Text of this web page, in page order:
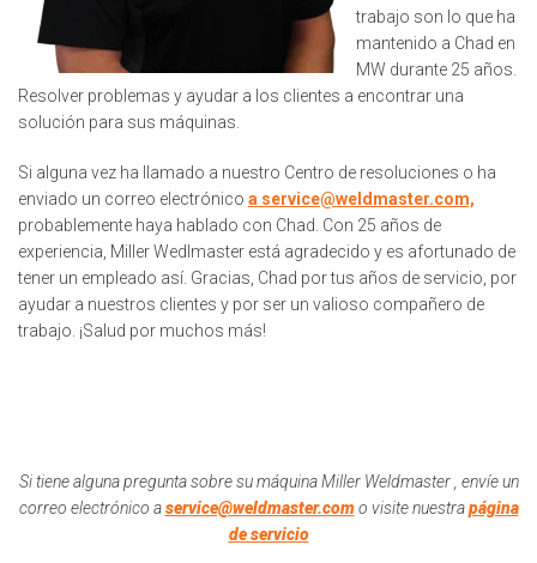
trabajo son lo que ha
mantenido a Chad en
MW durante 25 años.
Resolver problemas y ayudar a los clientes a encontrar una
solución para sus máquinas.
Si alguna vez ha llamado a nuestro Centro de resoluciones o ha
enviado un correo electrónico a service@weldmaster.com,
probablemente haya hablado con Chad. Con 25 años de
experiencia, Miller Wedlmaster está agradecido y es afortunado de
tener un empleado así. Gracias, Chad por tus años de servicio, por
ayudar a nuestros clientes y por ser un valioso compañero de
trabajo. ¡Salud por muchos más!
Si tiene alguna pregunta sobre su máquina Miller Weldmaster , envíe un
correo electrónico aservice@weldmaster.como visite nuestrapágina
de servicio